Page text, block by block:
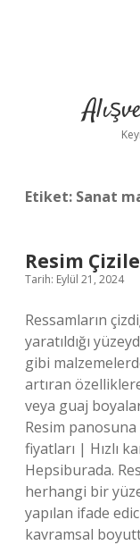
Etiket: Sanat
Resim
Tarih: Eylül 21, 2024
Ressamların
yaratıldığı
gibi
artıran
veya guaj
Resim
fiyatları | Hızlı
Hepsiburada.
herhangi bir
yapılan ifade
kavramsal